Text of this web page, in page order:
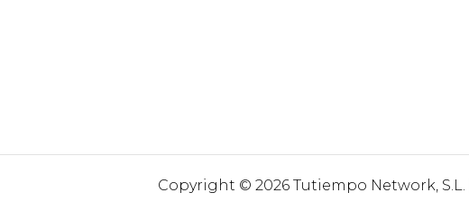
Copyright © 2026 Tutiempo Network, S.L. |